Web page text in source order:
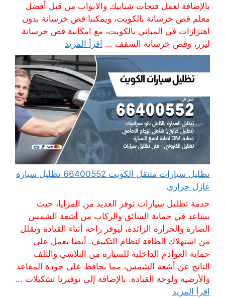
بالإضافة لعمل فتحات شبابيك والابواب من قبل أفضل
معلم قص خرسانة بالكويت، ويمكننا قص خرسانة بدون
اهتزازات في المباني بالكويت، مع امكانية قص خرسانة
ليزر، وقص خرسانة السقف ... اقرأ المزيد
تظليل سيارات متنقل الكويت 66400552 تظليل سيارة
عازل حراري
خدمة تظليل سيارات توفر العديد من المزايا، حيث
يساعد في حماية السائق والركاب من أشعة الشمس
الضارة والحرارة الزائدة، ليوفر راحة أثناء القيادة ويقلل
من استهلاك الطاقة لنظام التكييف. أيضا يعمل على
حماية العوادم الداخلية للسيارة من التلاشي والتلف
الناتج عن أشعة الشمس، مما يحافظ على جودة المقاعد
والأرضية ولوحة القيادة. بالإضافة إلى توفيرنا تشكيلات ...
اقرأ المزيد